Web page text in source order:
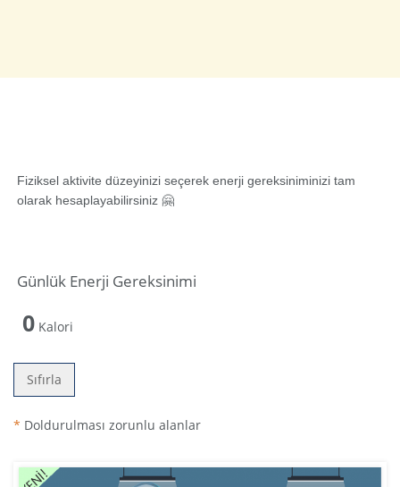
Fiziksel aktivite düzeyinizi seçerek enerji gereksiniminizi tam
olarak hesaplayabilirsiniz 🤗
Günlük Enerji Gereksinimi
0 Kalori
Sıfırla
* Doldurulması zorunlu alanlar